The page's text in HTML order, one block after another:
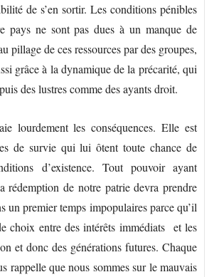
de s’en sortir. Les conditions pénibles
pays ne sont pas dues à un manque de
pillage de ces ressources par des groupes,
grâce à la dynamique de la précarité, qui
des lustres comme des ayants droit.
lourdement les conséquences. Elle est
de survie qui lui ôtent toute chance de
d’existence. Tout pouvoir ayant
rédemption de notre patrie devra prendre
un premier temps impopulaires parce qu’il
choix entre des intérêts immédiats et les
et donc des générations futures. Chaque
rappelle que nous sommes sur le mauvais